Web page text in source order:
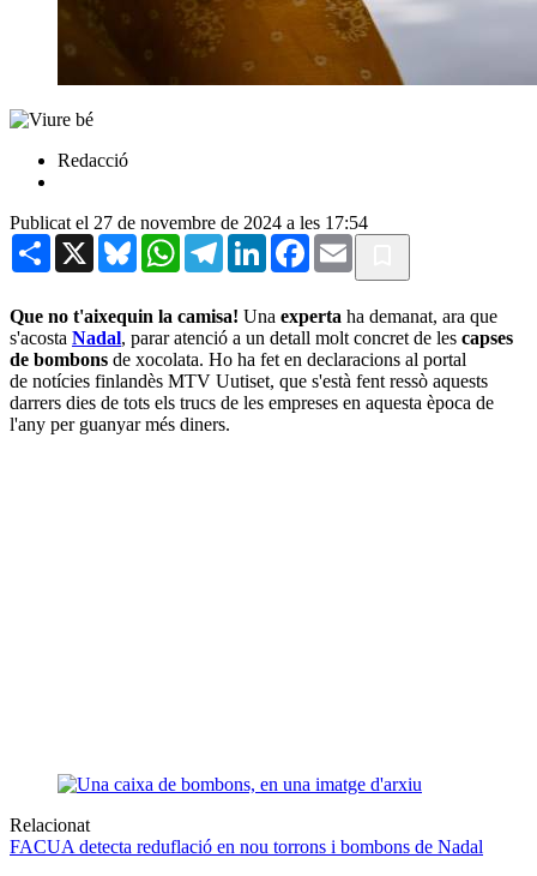
Redacció
Publicat el 27 de novembre de 2024 a les 17:54
Share X BlueskyWhatsAppTelegramLinkedInFacebook
Email
Que no t'aixequin la camisa! Una experta ha demanat, ara que
s'acosta Nadal, parar atenció a un detall molt concret de les capses
de bombons de xocolata. Ho ha fet en declaracions al portal
de notícies finlandès MTV Uutiset, que s'està fent ressò aquests
darrers dies de tots els trucs de les empreses en aquesta època de
l'any per guanyar més diners.
Relacionat
FACUA detecta reduflació en nou torrons i bombons de Nadal